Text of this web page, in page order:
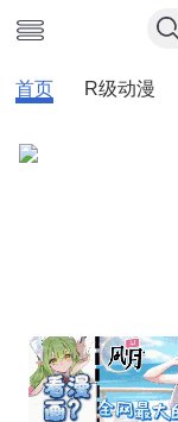
首页 R级动漫